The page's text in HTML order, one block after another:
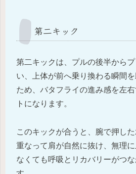
第二キック
第二キックは、プルの後半から
い、上体が前へ乗り換わる瞬間
ため、バタフライの進み感を左
トになります。
このキックが合うと、腕で押し
重なって肩が自然に抜け、無理
なくても呼吸とリカバリーがつ